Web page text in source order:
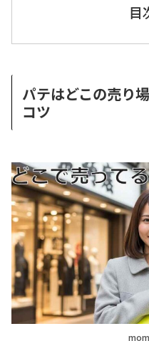
目
パテはどこの売り
コツ